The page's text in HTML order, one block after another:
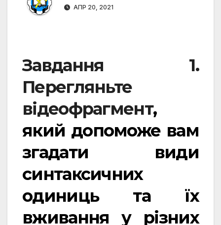
АПР 20, 2021
Завдання 1.
Перегляньте
відеофрагмент,
який допоможе вам
згадати види
синтаксичних
одиниць та їх
вживання у різних